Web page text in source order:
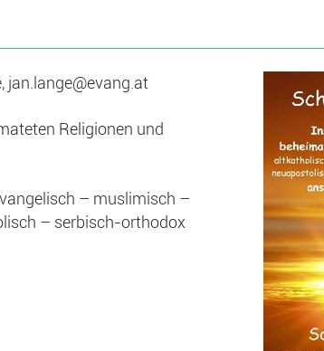
jan.lange@evang.at
Religionen und
– muslimisch –
– serbisch-orthodox